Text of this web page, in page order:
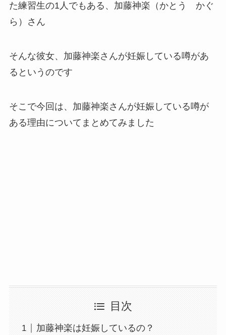
た練習生の1人でもある、加藤神楽（かとう かぐ
ら）さん
そんな彼女、加藤神楽さんが妊娠している噂があ
るというのです
そこで今回は、加藤神楽さんが妊娠している噂が
ある理由についてまとめてみました
目次
加藤神楽は妊娠しているの？